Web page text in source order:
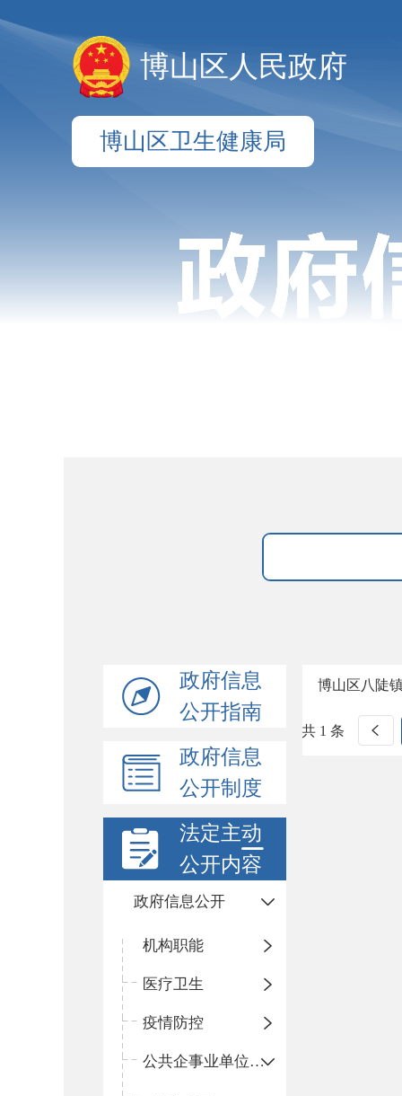
博山区人民政府
博山区卫生健康局
政府信息
公开指南
政府信息
公开制度
法定主动
公开内容
政府信息公开
机构职能
医疗卫生
疫情防控
公共企事业单位信息公开
博山区八陡
共 1 条